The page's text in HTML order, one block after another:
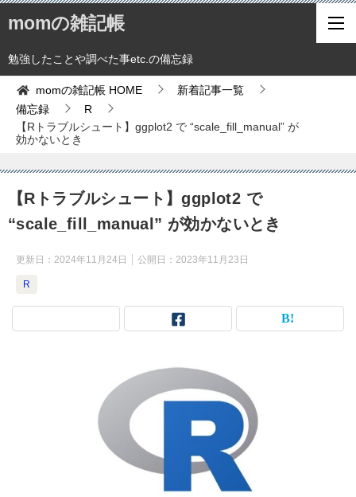
momの雑記帳
勉強したことや調べた事etc.の備忘録
momの雑記帳 HOME
新着記事一覧
備忘録
R
【Rトラブルシュート】ggplot2 で “scale_fill_manual” が
効かないとき
【Rトラブルシュート】ggplot2 で
“scale_fill_manual” が効かないとき
更新日： 2024年11月24日 公開日： 2023年11月23日
R